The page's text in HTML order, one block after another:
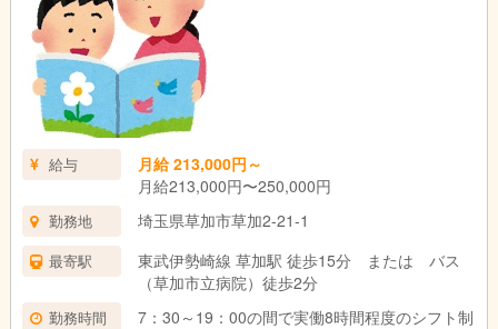
・交通費全額支給（上限なし）
【日中のスケジュール例】
7:45 出勤・受け入れ準備
8:00 開園・預かり開始
9:30 朝の会・午前おやつ
10:00 外遊び（天候によっては室内遊び）
11:15 給食
12:00 お昼寝
15:00 午後おやつ
15:30 自由遊び
16:00 順次お迎え／夜勤預かり開始
シフト時間になったら退勤
※持ち帰りの業務はほとんどありません。
給与
月給 213,000円～
月給213,000円〜250,000円
勤務地 埼玉県草加市草加2-21-1
最寄駅
東武伊勢崎線 草加駅 徒歩15分 または バス
（草加市立病院）徒歩2分
勤務時間
7：30～19：00の間で実働8時間程度のシフト制